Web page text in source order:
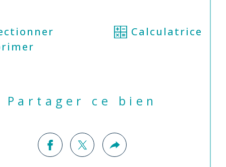
niveau comprend 2 chambres
avec une belle hauteur sous
toutes deux équipées de
dont une chambre ou un
cour devant la maison permet de
une petite voiture. Maison très
Calculatrice
Partager ce bien